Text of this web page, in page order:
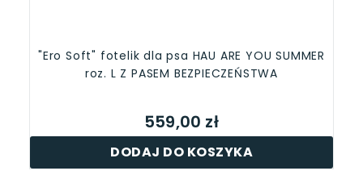
"Ero Soft" fotelik dla psa HAU ARE YOU SUMMER
roz. L Z PASEM BEZPIECZEŃSTWA
559,00 zł
DODAJ DO KOSZYKA